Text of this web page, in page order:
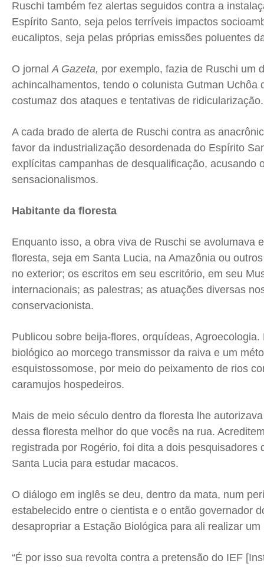
Ruschi também fez alertas seguidos contra a
Espírito Santo, seja pelos terríveis impactos
eucaliptos, seja pelas próprias emissões poluentes
O jornalA Gazeta, por exemplo, fazia de Ruschi um
achincalhamentos, tendo o colunista Gutman Uchôa
costumaz dos ataques e tentativas de ridicularização.
A cada brado de alerta de Ruschi contra as
favor da industrialização desordenada do Espírito
explícitas campanhas de desqualificação, acusando
sensacionalismos.
Habitante da floresta
Enquanto isso, a obra viva de Ruschi se avolumava
floresta, seja em Santa Lucia, na Amazônia ou
no exterior; os escritos em seu escritório, em seu
internacionais; as palestras; as atuações diversas
conservacionista.
Publicou sobre beija-flores, orquídeas,
biológico ao morcego transmissor da raiva e um
esquistossomose, por meio do peixamento de rios
caramujos hospedeiros.
Mais de meio século dentro da floresta lhe
dessa floresta melhor do que vocês na rua.
registrada por Rogério, foi dita a dois
Santa Lucia para estudar macacos.
O diálogo em inglês se deu, dentro da mata, num
estabelecido entre o cientista e o então governador
desapropriar a Estação Biológica para ali realizar
“É por isso sua revolta contra a pretensão do IEF